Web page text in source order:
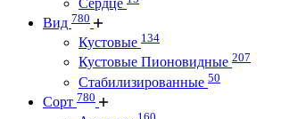
Вид 780
Кустовые 134
Кустовые Пионовидные 207
Стабилизированные 50
Сорт 780